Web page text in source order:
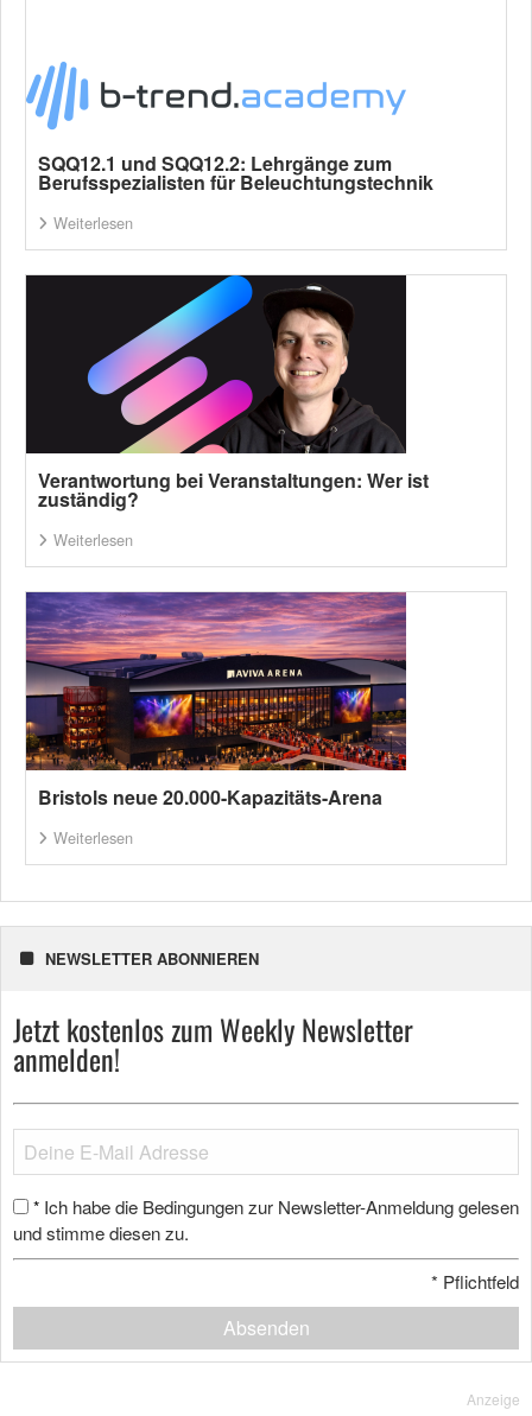
SQQ12.1 und SQQ12.2: Lehrgänge zum
Berufsspezialisten für Beleuchtungstechnik
Weiterlesen
Verantwortung bei Veranstaltungen: Wer ist
zuständig?
Weiterlesen
Bristols neue 20.000-Kapazitäts-Arena
Weiterlesen
NEWSLETTER ABONNIEREN
Jetzt kostenlos zum Weekly Newsletter
anmelden!
* Ich habe die Bedingungen zur Newsletter-Anmeldung gelesen
und stimme diesen zu.
* Pflichtfeld
Absenden
Anzeige